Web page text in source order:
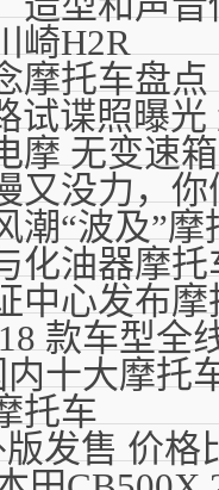
崎H2R
摩托车盘点
试谍照曝
摩 无变速
又没力，
潮“波及”摩
化油器摩
中心发布
款车型全
内十大摩托
托车
发售 价格